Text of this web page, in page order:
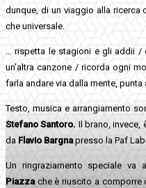
dunque, di un viaggio alla ricerca
che universale.
… rispetta le stagioni e gli addii
un’altra canzone / ricorda ogni
farla andare via dalla mente, punta
Testo, musica e arrangiamento
Stefano Santoro. Il brano, invece,
da Flavio Bargnapresso la Paf Lab
Un ringraziamento speciale va
Piazzache è riuscito a comporre